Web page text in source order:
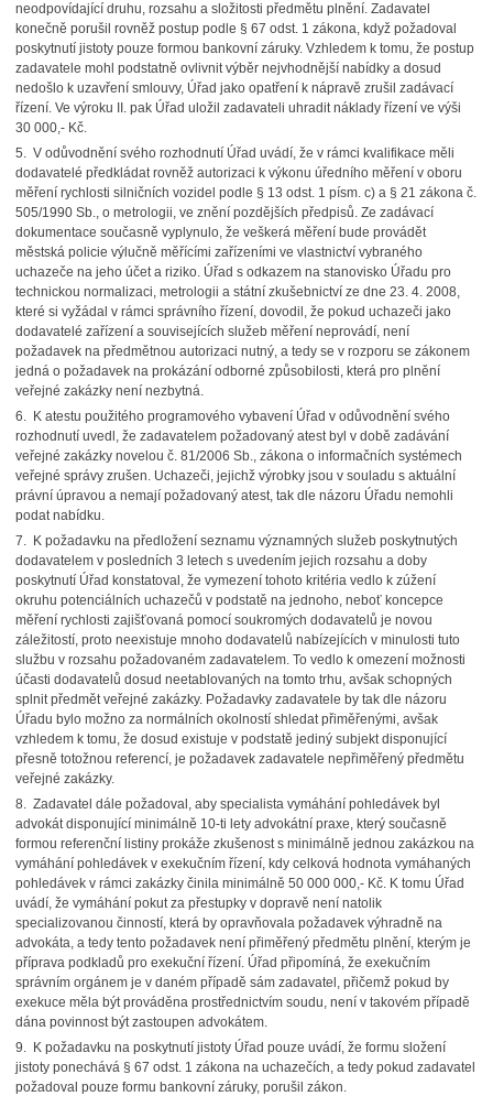
neodpovídající druhu, rozsahu a složitosti předmětu plnění. Zadavatel
konečně porušil rovněž postup podle § 67 odst. 1 zákona, když požadoval
poskytnutí jistoty pouze formou bankovní záruky. Vzhledem k tomu, že postup
zadavatele mohl podstatně ovlivnit výběr nejvhodnější nabídky a dosud
nedošlo k uzavření smlouvy, Úřad jako opatření k nápravě zrušil zadávací
řízení. Ve výroku II. pak Úřad uložil zadavateli uhradit náklady řízení ve výši
30 000,- Kč.
5. V odůvodnění svého rozhodnutí Úřad uvádí, že v rámci kvalifikace měli
dodavatelé předkládat rovněž autorizaci k výkonu úředního měření v oboru
měření rychlosti silničních vozidel podle § 13 odst. 1 písm. c) a § 21 zákona č.
505/1990 Sb., o metrologii, ve znění pozdějších předpisů. Ze zadávací
dokumentace současně vyplynulo, že veškerá měření bude provádět
městská policie výlučně měřícími zařízeními ve vlastnictví vybraného
uchazeče na jeho účet a riziko. Úřad s odkazem na stanovisko Úřadu pro
technickou normalizaci, metrologii a státní zkušebnictví ze dne 23. 4. 2008,
které si vyžádal v rámci správního řízení, dovodil, že pokud uchazeči jako
dodavatelé zařízení a souvisejících služeb měření neprovádí, není
požadavek na předmětnou autorizaci nutný, a tedy se v rozporu se zákonem
jedná o požadavek na prokázání odborné způsobilosti, která pro plnění
veřejné zakázky není nezbytná.
6. K atestu použitého programového vybavení Úřad v odůvodnění svého
rozhodnutí uvedl, že zadavatelem požadovaný atest byl v době zadávání
veřejné zakázky novelou č. 81/2006 Sb., zákona o informačních systémech
veřejné správy zrušen. Uchazeči, jejichž výrobky jsou v souladu s aktuální
právní úpravou a nemají požadovaný atest, tak dle názoru Úřadu nemohli
podat nabídku.
7. K požadavku na předložení seznamu významných služeb poskytnutých
dodavatelem v posledních 3 letech s uvedením jejich rozsahu a doby
poskytnutí Úřad konstatoval, že vymezení tohoto kritéria vedlo k zúžení
okruhu potenciálních uchazečů v podstatě na jednoho, neboť koncepce
měření rychlosti zajišťovaná pomocí soukromých dodavatelů je novou
záležitostí, proto neexistuje mnoho dodavatelů nabízejících v minulosti tuto
službu v rozsahu požadovaném zadavatelem. To vedlo k omezení možnosti
účasti dodavatelů dosud neetablovaných na tomto trhu, avšak schopných
splnit předmět veřejné zakázky. Požadavky zadavatele by tak dle názoru
Úřadu bylo možno za normálních okolností shledat přiměřenými, avšak
vzhledem k tomu, že dosud existuje v podstatě jediný subjekt disponující
přesně totožnou referencí, je požadavek zadavatele nepřiměřený předmětu
veřejné zakázky.
8. Zadavatel dále požadoval, aby specialista vymáhání pohledávek byl
advokát disponující minimálně 10-ti lety advokátní praxe, který současně
formou referenční listiny prokáže zkušenost s minimálně jednou zakázkou na
vymáhání pohledávek v exekučním řízení, kdy celková hodnota vymáhaných
pohledávek v rámci zakázky činila minimálně 50 000 000,- Kč. K tomu Úřad
uvádí, že vymáhání pokut za přestupky v dopravě není natolik
specializovanou činností, která by opravňovala požadavek výhradně na
advokáta, a tedy tento požadavek není přiměřený předmětu plnění, kterým je
příprava podkladů pro exekuční řízení. Úřad připomíná, že exekučním
správním orgánem je v daném případě sám zadavatel, přičemž pokud by
exekuce měla být prováděna prostřednictvím soudu, není v takovém případě
dána povinnost být zastoupen advokátem.
9. K požadavku na poskytnutí jistoty Úřad pouze uvádí, že formu složení
jistoty ponechává § 67 odst. 1 zákona na uchazečích, a tedy pokud zadavatel
požadoval pouze formu bankovní záruky, porušil zákon.